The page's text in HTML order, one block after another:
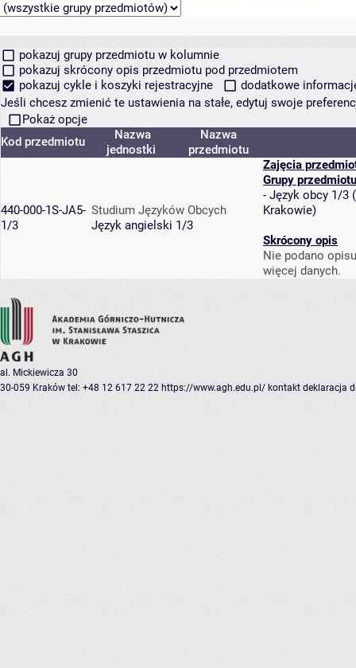
pokazuj grupy przedmiotu w kolumnie
pokazuj skrócony opis przedmiotu pod przedmiotem
pokazuj cykle i koszyki rejestracyjne
dodatkowe
Jeśli chcesz zmienić te ustawienia na stałe, edytuj swoje
Pokaż opcje
Kod przedmiotu
Nazwa
jednostki
Nazwa
przedmiotu
440-000-1S-JA5-
1/3
Studium Języków Obcych
Język angielski 1/3
Zajęcia
Grupy przedmiotu
- Język obcy 1/3 (
Krakowie)
Skrócony opis
Nie podano
więcej danych.
al. Mickiewicza 30
30-059 Kraków tel: +48 12 617 22 22 https://www.agh.edu.pl/ kontakt deklaracja